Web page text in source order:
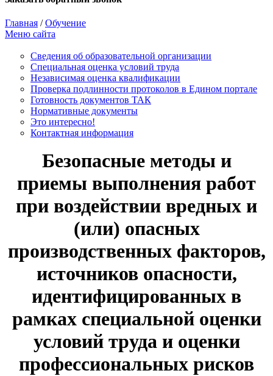
Главная /Обучение
Меню сайта
Сведения об образовательной организации
Cпециальная оценка условий труда
Независимая оценка квалификации
Проверка подлинности протоколов в Едином портале
Готовность документов ТАК
Нормативные документы
Это интересно!
Контактная информация
Безопасные методы и
приемы выполнения работ
при воздействии вредных и
(или) опасных
производственных факторов,
источников опасности,
идентифицированных в
рамках специальной оценки
условий труда и оценки
профессиональных рисков